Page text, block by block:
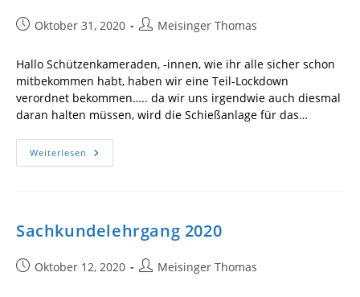
BeitragOktober 31, 2020
Beitrags-
Meisinger Thomas
Hallo Schützenkameraden, -innen, wie ihr alle sicher schon
mitbekommen habt, haben wir eine Teil-Lockdown
verordnet bekommen….. da wir uns irgendwie auch diesmal
daran halten müssen, wird die Schießanlage für das…
Weiterlesen Corona-
Maßnahme
Sachkundelehrgang 2020
BeitragOktober 12, 2020
Beitrags-
Meisinger Thomas